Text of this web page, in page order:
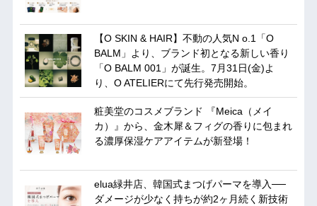
【O SKIN & HAIR】不動の人気N o.1「O
BALM」より、ブランド初となる新しい香り
「O BALM 001」が誕生。7月31日(金)よ
り、O ATELIERにて先行発売開始。
粧美堂のコスメブランド 『Meica（メイ
カ）』から、金木犀＆フィグの香りに包まれ
る濃厚保湿ケアアイテムが新登場！
elua緑井店、韓国式まつげパーマを導入──
ダメージが少なく持ちが約2ヶ月続く新技術